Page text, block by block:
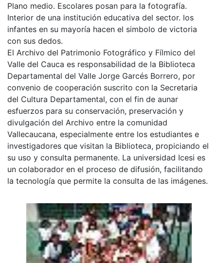
Plano medio. Escolares posan para la fotografía.
Interior de una institución educativa del sector. los
infantes en su mayoría hacen el simbolo de victoria
con sus dedos.
El Archivo del Patrimonio Fotográfico y Fílmico del
Valle del Cauca es responsabilidad de la Biblioteca
Departamental del Valle Jorge Garcés Borrero, por
convenio de cooperación suscrito con la Secretaria
del Cultura Departamental, con el fin de aunar
esfuerzos para su conservación, preservación y
divulgación del Archivo entre la comunidad
Vallecaucana, especialmente entre los estudiantes e
investigadores que visitan la Biblioteca, propiciando el
su uso y consulta permanente. La universidad Icesi es
un colaborador en el proceso de difusión, facilitando
la tecnología que permite la consulta de las imágenes.